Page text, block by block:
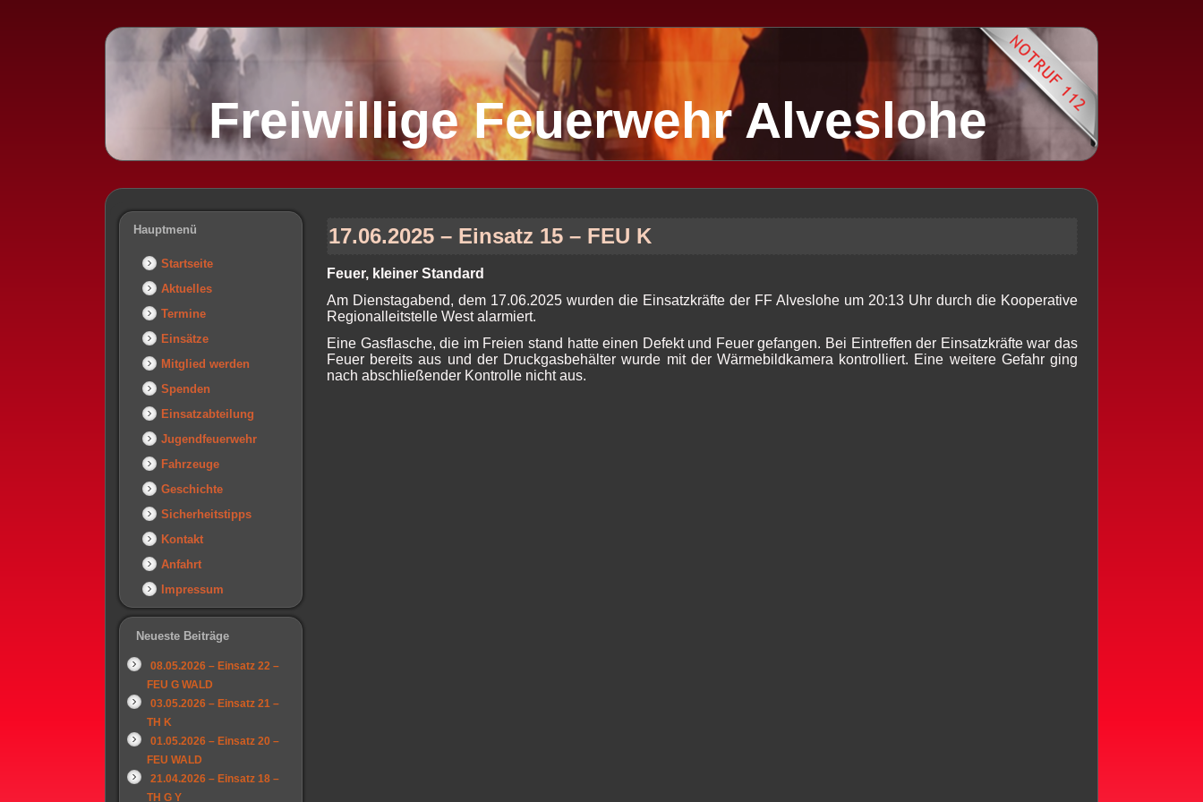
Freiwillige Feuerwehr Alveslohe
Hauptmenü
Startseite
Aktuelles
Termine
Einsätze
Mitglied werden
Spenden
Einsatzabteilung
Jugendfeuerwehr
Fahrzeuge
Geschichte
Sicherheitstipps
Kontakt
Anfahrt
Impressum
Neueste Beiträge
08.05.2026 – Einsatz 22 –
FEU G WALD
03.05.2026 – Einsatz 21 –
TH K
01.05.2026 – Einsatz 20 –
FEU WALD
21.04.2026 – Einsatz 18 –
TH G Y
17.06.2025 – Einsatz 15 – FEU K
Feuer, kleiner Standard
Am Dienstagabend, dem 17.06.2025 wurden die Einsatzkräfte der FF Alveslohe um 20:13 Uhr durch die Kooperative
Regionalleitstelle West alarmiert.
Eine Gasflasche, die im Freien stand hatte einen Defekt und Feuer gefangen. Bei Eintreffen der Einsatzkräfte war das
Feuer bereits aus und der Druckgasbehälter wurde mit der Wärmebildkamera kontrolliert. Eine weitere Gefahr ging
nach abschließender Kontrolle nicht aus.